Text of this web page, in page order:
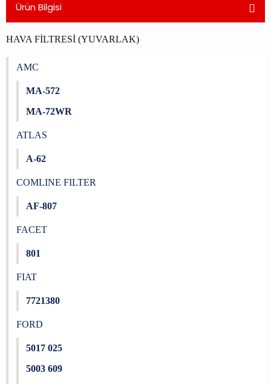
Ürün Bilgisi
HAVA FİLTRESİ (YUVARLAK)
AMC
MA-572
MA-72WR
ATLAS
A-62
COMLINE FILTER
AF-807
FACET
801
FIAT
7721380
FORD
5017 025
5003 609